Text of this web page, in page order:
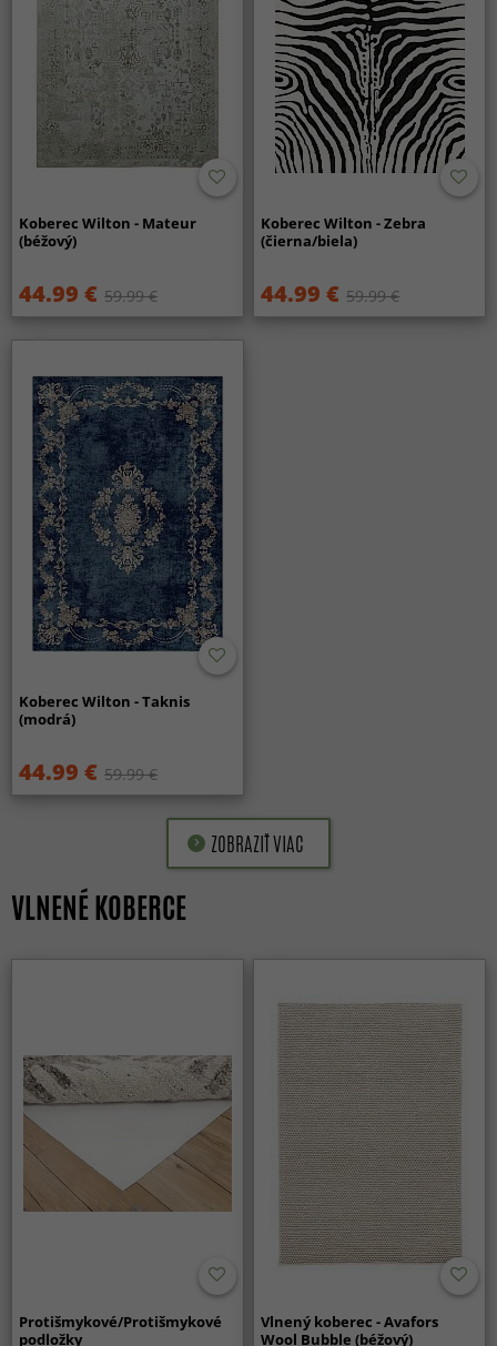
Koberec Wilton - Mateur
(béžový)
44.99 € 59.99 €
Koberec Wilton - Zebra
(čierna/biela)
44.99 € 59.99 €
Koberec Wilton - Taknis
(modrá)
44.99 € 59.99 €
ZOBRAZIŤ VIAC
VLNENÉ KOBERCE
Protišmykové/Protišmykové
podložky
Vlnený koberec - Avafors
Wool Bubble (béžový)